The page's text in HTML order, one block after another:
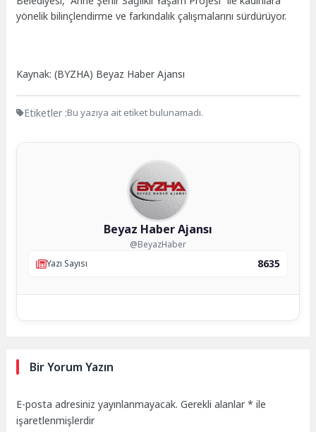
yönelik bilinçlendirme ve farkındalık çalışmalarını sürdürüyor.
Kaynak: (BYZHA) Beyaz Haber Ajansı
Etiketler :Bu yazıya ait etiket bulunamadı.
Beyaz Haber Ajansı
@BeyazHaber
Yazı Sayısı
8635
Bir Yorum Yazın
E-posta adresiniz yayınlanmayacak. Gerekli alanlar* ile
işaretlenmişlerdir